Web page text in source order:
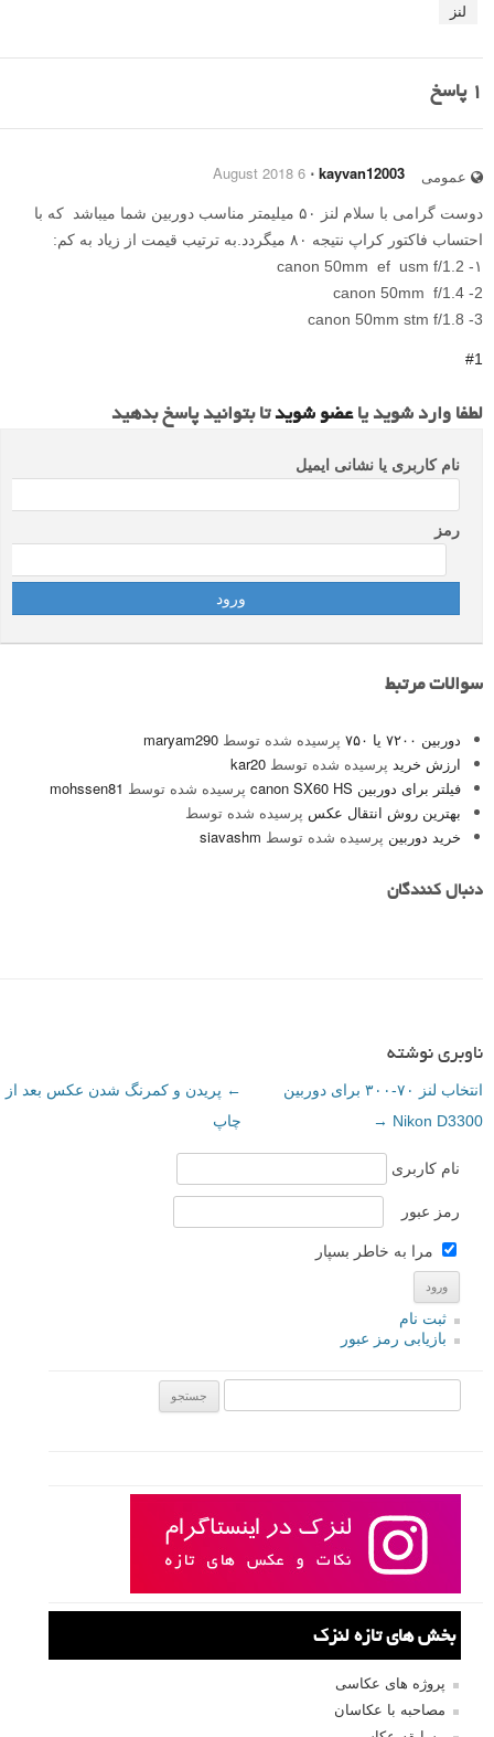
لنز
1 پاسخ
عمومی kayvan12003
⋅
6 August 2018
دوست گرامی با سلام لنز ۵۰ میلیمتر مناسب دوربین شما میباشد که با
احتساب فاکتور کراپ نتیجه ۸۰ میگردد.به ترتیب قیمت از زیاد به کم:
۱- canon 50mm ef usm f/1.2
2- canon 50mm f/1.4
3- canon 50mm stm f/1.8
#1
لطفا وارد شوید یاعضو شویدتا بتوانید پاسخ بدهید
نام کاربری یا نشانی ایمیل
رمز
سوالات مرتبط
دوربین ۷۲۰۰ یا ۷۵۰ پرسیده شده توسط maryam290
ارزش خرید پرسیده شده توسط kar20
فیلتر برای دوربین canon SX60 HS
پرسیده شده توسط mohssen81
بهترین روش انتقال عکس پرسیده شده توسط
خرید دوربین پرسیده شده توسط siavashm
دنبال کنندگان
ناوبری نوشته
← پریدن و کمرنگ شدن عکس بعد از
چاپ
انتخاب لنز ۷۰-۳۰۰ برای دوربین
Nikon D3300
→
نام کاربری
رمز عبور
مرا به خاطر بسپار
ثبت نام
بازیابی رمز عبور
بخش های تازه لنزک
پروژه های عکاسی
مصاحبه با عکاسان